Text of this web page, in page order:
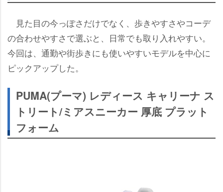
見た目の今っぽさだけでなく、歩きやすさやコーデ
の合わせやすさで選ぶと、日常でも取り入れやすい。
今回は、通勤や街歩きにも使いやすいモデルを中心に
ピックアップした。
PUMA(プーマ) レディース キャリーナ ス
トリート/ミアスニーカー 厚底 プラット
フォーム